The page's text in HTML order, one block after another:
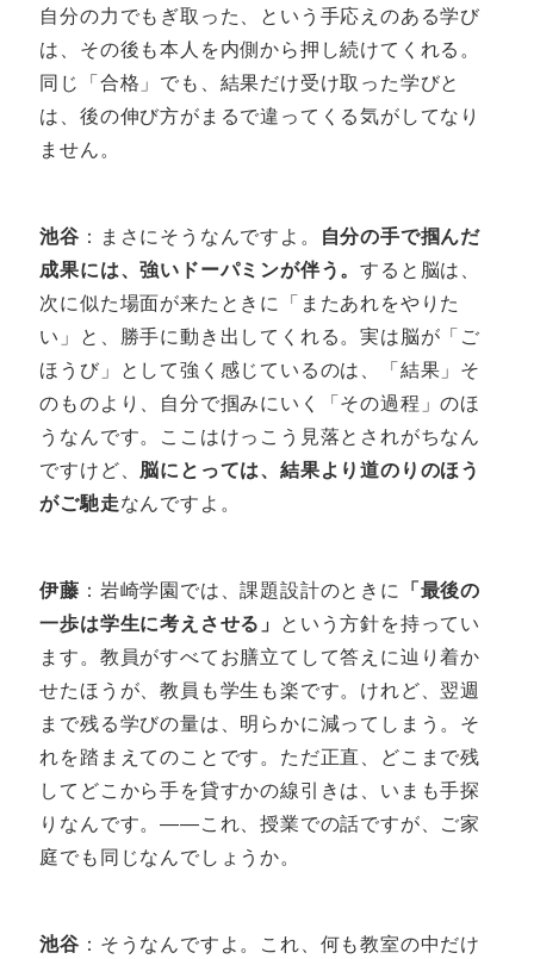
自分の力でもぎ取った、という手応えのある学び
は、その後も本人を内側から押し続けてくれる。
同じ「合格」でも、結果だけ受け取った学びと
は、後の伸び方がまるで違ってくる気がしてなり
ません。
池谷 ：まさにそうなんですよ。
自分の手で掴んだ
成果には、強いドーパミンが伴う。すると脳は、
次に似た場面が来たときに「またあれをやりた
い」と、勝手に動き出してくれる。実は脳が「ご
ほうび」として強く感じているのは、「結果」そ
のものより、自分で掴みにいく「その過程」のほ
うなんです。ここはけっこう見落とされがちなん
ですけど、 脳にとっては、結果より道のりのほう
がご馳走なんですよ。
伊藤 ：岩崎学園では、課題設計のときに 「最後の
一歩は学生に考えさせる」 という方針を持ってい
ます。教員がすべてお膳立てして答えに辿り着か
せたほうが、教員も学生も楽です。けれど、翌週
まで残る学びの量は、明らかに減ってしまう。そ
れを踏まえてのことです。ただ正直、どこまで残
してどこから手を貸すかの線引きは、いまも手探
りなんです。――これ、授業での話ですが、ご家
庭でも同じなんでしょうか。
池谷 ：そうなんですよ。これ、何も教室の中だけ